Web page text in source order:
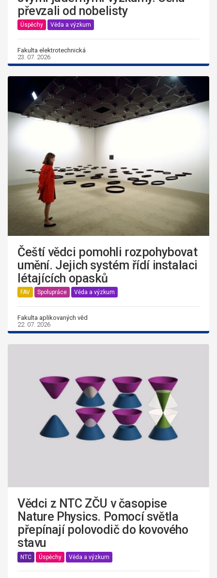
převzali od nobelisty
Úspěchy Věda a výzkum
Fakulta elektrotechnická
23. 07. 2026
Čeští vědci pomohli rozpohybovat
umění. Jejich systém řídí instalaci
létajících opasků
FAV Spolupráce Věda a výzkum
Fakulta aplikovaných věd
22. 07. 2026
Vědci z NTC ZČU v časopise
Nature Physics. Pomocí světla
přepínají polovodič do kovového
stavu
NTC Úspěchy Věda a výzkum